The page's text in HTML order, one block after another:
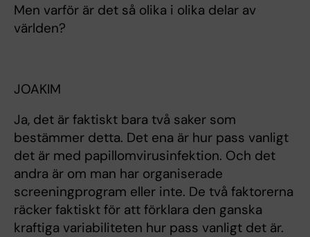
Men varför är det så olika i olika delar av
världen?
JOAKIM
Ja, det är faktiskt bara två saker som
bestämmer detta. Det ena är hur pass vanligt
det är med papillomvirusinfektion. Och det
andra är om man har organiserade
screeningprogram eller inte. De två faktorerna
räcker faktiskt för att förklara den ganska
kraftiga variabiliteten hur pass vanligt det är.